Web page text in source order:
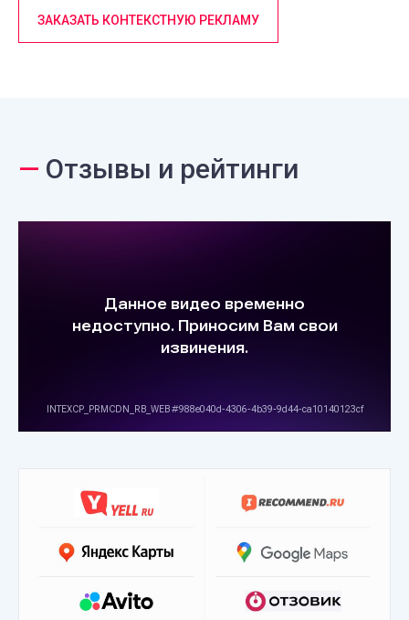
ЗАКАЗАТЬ КОНТЕКСТНУЮ РЕКЛАМУ
— Отзывы и рейтинги